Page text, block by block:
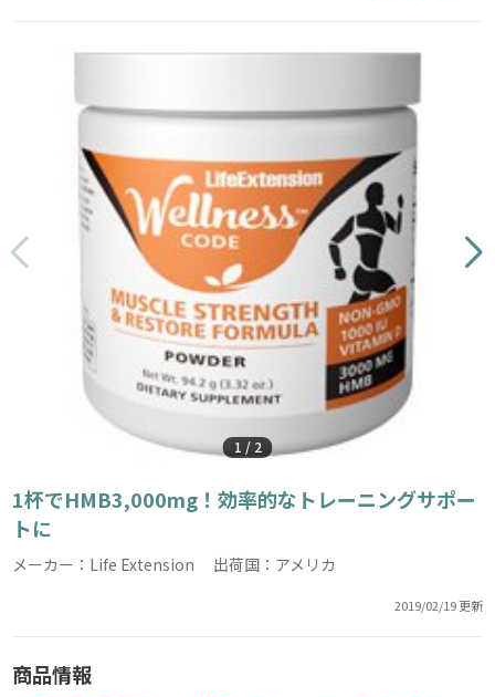
1 / 2
1杯でHMB3,000mg！効率的なトレーニングサポー
トに
メーカー：Life Extension 出荷国：アメリカ
2019/02/19 更新
商品情報